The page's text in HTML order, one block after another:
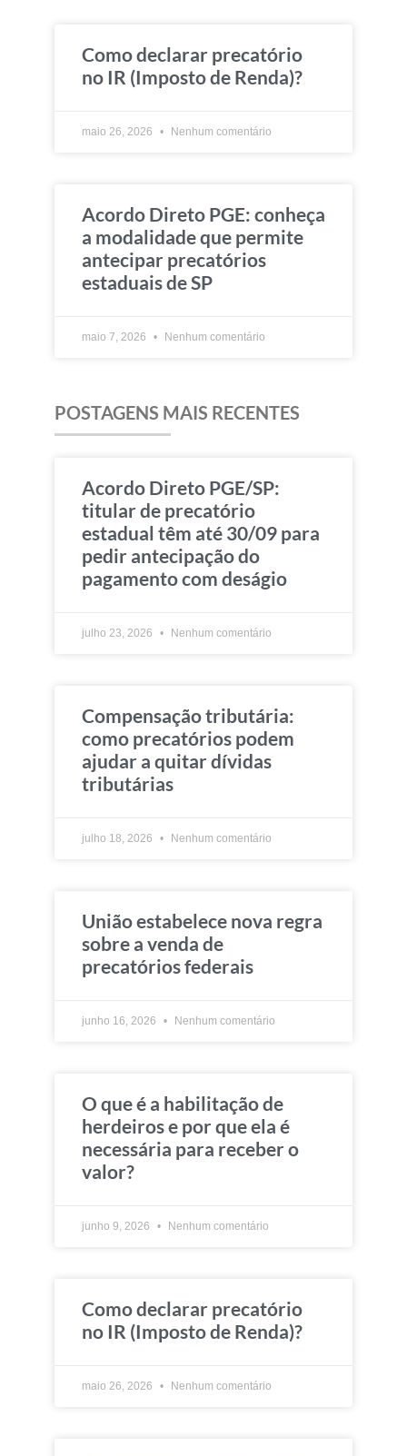
Como declarar precatório
no IR (Imposto de Renda)?
maio 26, 2026 Nenhum comentário
Acordo Direto PGE: conheça
a modalidade que permite
antecipar precatórios
estaduais de SP
maio 7, 2026 Nenhum comentário
POSTAGENS MAIS RECENTES
Acordo Direto PGE/SP:
titular de precatório
estadual têm até 30/09 para
pedir antecipação do
pagamento com deságio
julho 23, 2026 Nenhum comentário
Compensação tributária:
como precatórios podem
ajudar a quitar dívidas
tributárias
julho 18, 2026 Nenhum comentário
União estabelece nova regra
sobre a venda de
precatórios federais
junho 16, 2026 Nenhum comentário
O que é a habilitação de
herdeiros e por que ela é
necessária para receber o
valor?
junho 9, 2026 Nenhum comentário
Como declarar precatório
no IR (Imposto de Renda)?
maio 26, 2026 Nenhum comentário